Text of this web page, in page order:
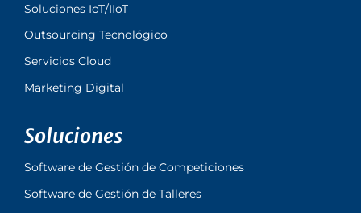
Soluciones IoT/IIoT
Outsourcing Tecnológico
Servicios Cloud
Marketing Digital
Soluciones
Software de Gestión de Competiciones
Software de Gestión de Talleres